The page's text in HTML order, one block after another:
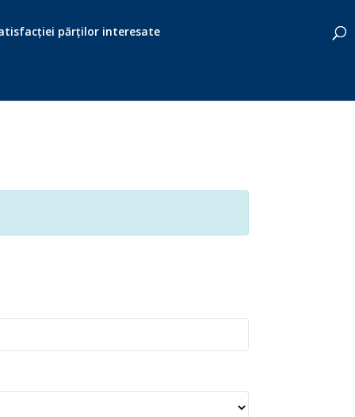
părților interesate